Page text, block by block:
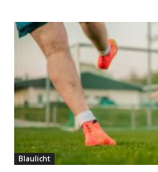
Blaulicht